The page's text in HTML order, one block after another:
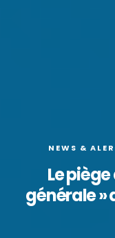
NEWS &
Le
générale »